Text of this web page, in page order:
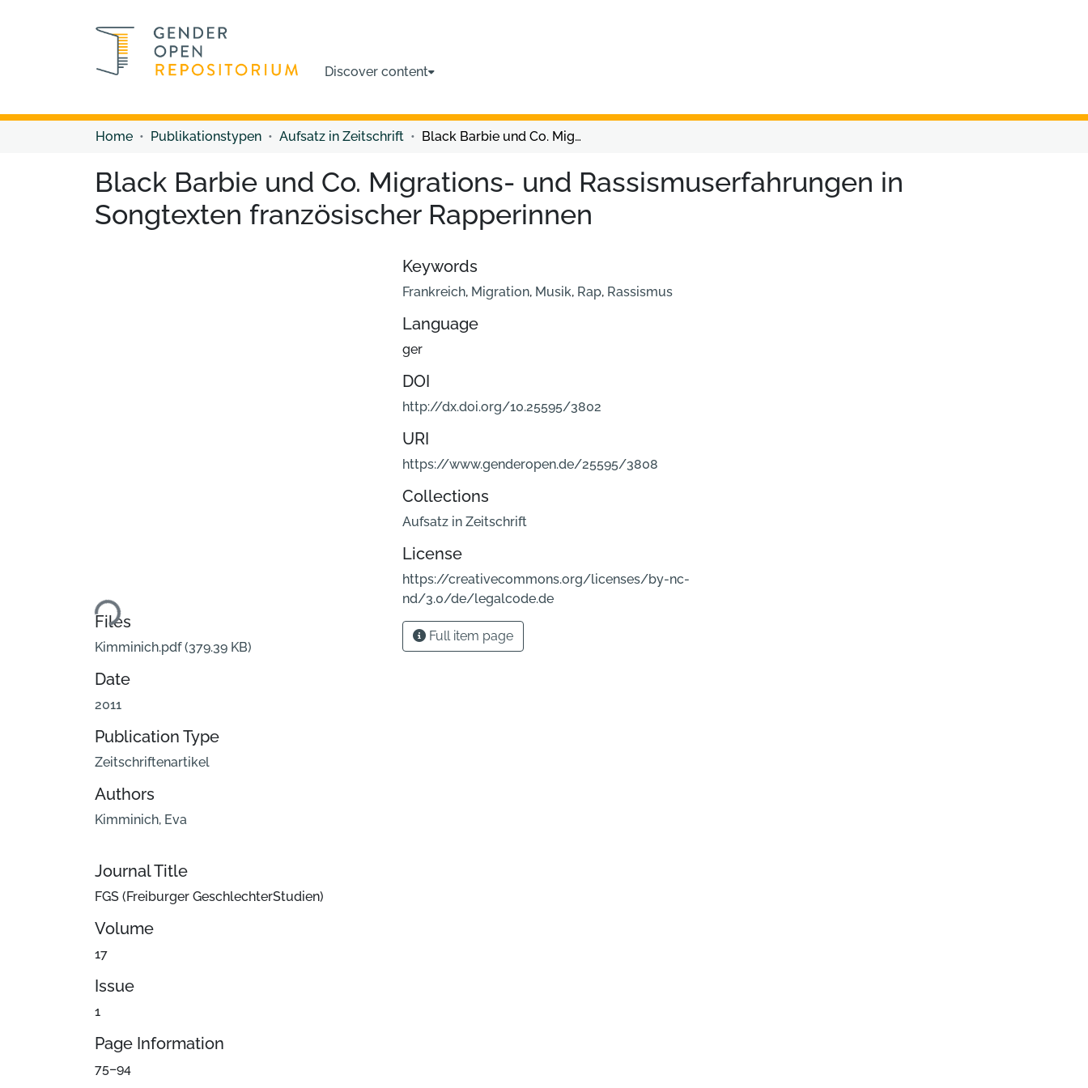
Discover content
Home Publikationstypen Aufsatz in Zeitschrift Black Barbie und Co. Migrations- und Rassismuserfahrungen in Songtexten französischer Rapperinnen
Black Barbie und Co. Migrations- und Rassismuserfahrungen in
Songtexten französischer Rapperinnen
Loading...
Files
Kimminich.pdf(379.39 KB)
Date
2011
Publication Type
Zeitschriftenartikel
Authors
Kimminich, Eva
Journal Title
FGS (Freiburger GeschlechterStudien)
Volume
17
Issue
1
Page Information
75–94
Keywords
Frankreich, Migration, Musik, Rap, Rassismus
Language
ger
DOI
http://dx.doi.org/10.25595/3802
URI
https://www.genderopen.de/25595/3808
Collections
Aufsatz in Zeitschrift
License
https://creativecommons.org/licenses/by-nc-
nd/3.0/de/legalcode.de
Full item page